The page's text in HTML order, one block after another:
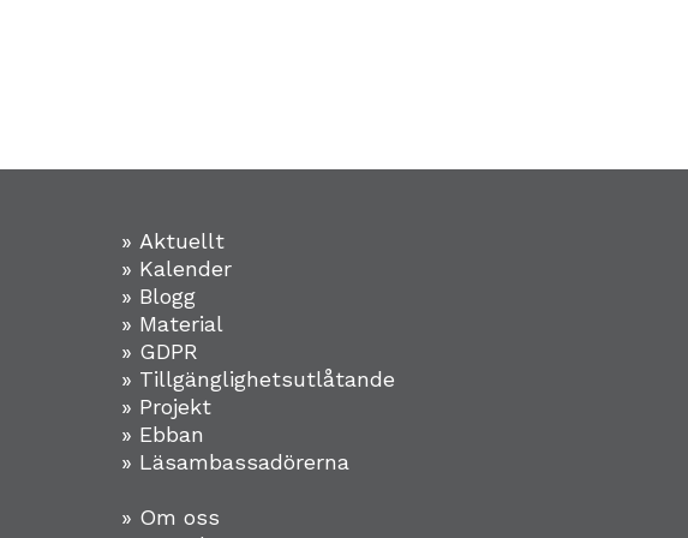
» Aktuellt
» Kalender
» Blogg
» Material
» GDPR
» Tillgänglighetsutlåtande
» Projekt
» Ebban
» Läsambassadörerna
» Om oss